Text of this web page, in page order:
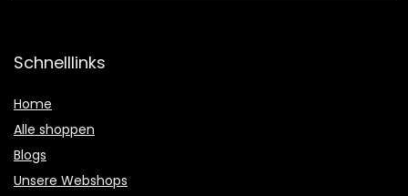
Schnelllinks
Home
Alle shoppen
Blogs
Unsere Webshops